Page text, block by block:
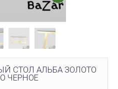
СТОЛ АЛЬБА ЗОЛОТО
ЧЕРНОЕ